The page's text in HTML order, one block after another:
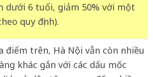
dưới 6 tuổi, giảm 50% với một
quy định).
điểm trên, Hà Nội vẫn còn nhiều
khác gắn với các dấu mốc